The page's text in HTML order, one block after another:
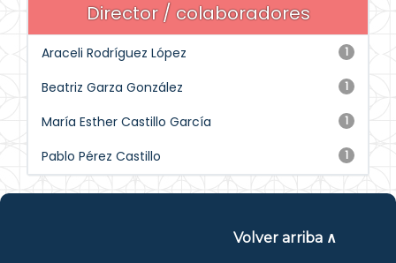
Director / colaboradores
1
Araceli Rodríguez López
1
Beatriz Garza González
1
María Esther Castillo García
1
Pablo Pérez Castillo
Volver arriba ∧